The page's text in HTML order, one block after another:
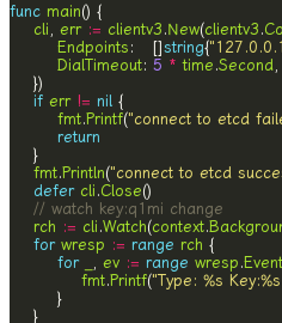
func main
cli
err := clientv3 .New(clientv3 .
Endpoints :   []string{
DialTimeout: 5 * time .Second
if err != nil
fmt.Printf("connect to etcd
return
fmt.Println("connect to etcd
defer cli .Close
// watch key:q1mi change
rch := cli .Watch(context.
for wresp := range rch
for
ev := range wresp .
fmt.Printf("Type: %s